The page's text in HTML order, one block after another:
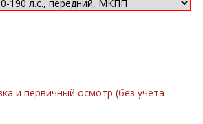
и первичный осмотр (без учёта